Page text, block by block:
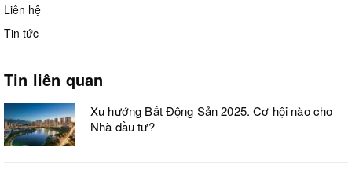
Liên hệ
Tin tức
Tin liên quan
Xu hướng Bất Động Sản 2025. Cơ hội nào cho
Nhà đầu tư?